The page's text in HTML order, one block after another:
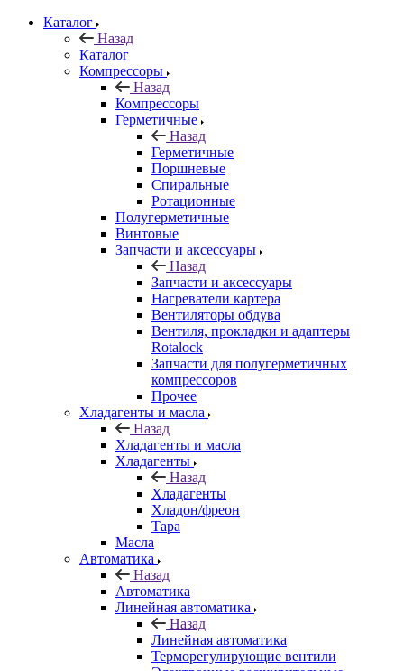
Каталог
Назад
Каталог
Компрессоры
Назад
Компрессоры
Герметичные
Назад
Герметичные
Поршневые
Спиральные
Ротационные
Полугерметичные
Винтовые
Запчасти и аксессуары
Назад
Запчасти и аксессуары
Нагреватели картера
Вентиляторы обдува
Вентиля, прокладки и адаптеры
Rotalock
Запчасти для полугерметичных
компрессоров
Прочее
Хладагенты и масла
Назад
Хладагенты и масла
Хладагенты
Назад
Хладагенты
Хладон/фреон
Тара
Масла
Автоматика
Назад
Автоматика
Линейная автоматика
Назад
Линейная автоматика
Терморегулирующие вентили